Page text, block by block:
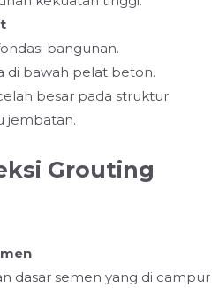
bangunan.
di bawah pelat beton.
besar pada struktur
jembatan.
Grouting
dasar semen yang di campur